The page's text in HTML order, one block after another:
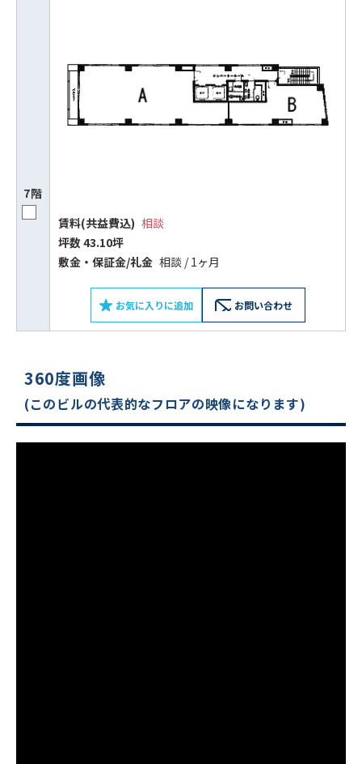
7階
賃料(共益費込) 相談
坪数 43.10坪
敷⾦‧保証⾦/礼⾦ 相談 / 1ヶ月
お気に入りに追加 お問い合わせ
360度画像
(このビルの代表的なフロアの映像になります)